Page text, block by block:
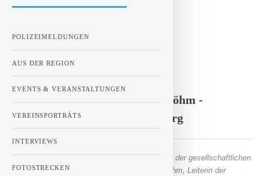
- Anzeige -
Interview mit Sandra Bauer-Böhm -
Bahnhofsmission Aschaffenburg
„Bahnhofsmissionen sind die Seismographen der gesellschaftlichen
Entwicklung“: Interview mit Sandra Bauer-Böhm, Leiterin der
POLIZEIMELDUNGEN
AUS DER REGION
EVENTS & VERANSTALTUNGEN
VEREINSPORTRÄTS
INTERVIEWS
FOTOSTRECKEN